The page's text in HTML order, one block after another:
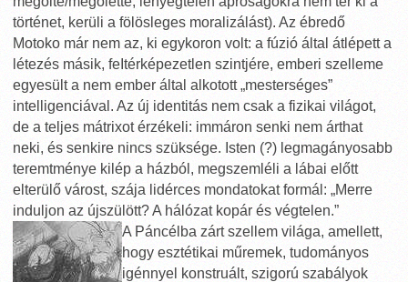
történet, kerüli a fölösleges moralizálást). Az ébredő
Motoko már nem az, ki egykoron volt: a fúzió által átlépett a
létezés másik, feItérképezetlen szintjére, emberi szelleme
egyesült a nem ember által alkotott „mesterséges”
intelligenciával. Az új identitás nem csak a fizikai világot,
de a teljes mátrixot érzékeli: immáron senki nem árthat
neki, és senkire nincs szüksége. Isten (?) legmagányosabb
teremtménye kilép a házból, megszemléli a lábai előtt
elterülő várost, szája lidérces mondatokat formál: „Merre
induljon az újszülött? A hálózat kopár és végtelen.”
A Páncélba zárt szellem világa, amellett,
hogy esztétikai műremek, tudományos
igénnyel konstruált, szigorú szabályok